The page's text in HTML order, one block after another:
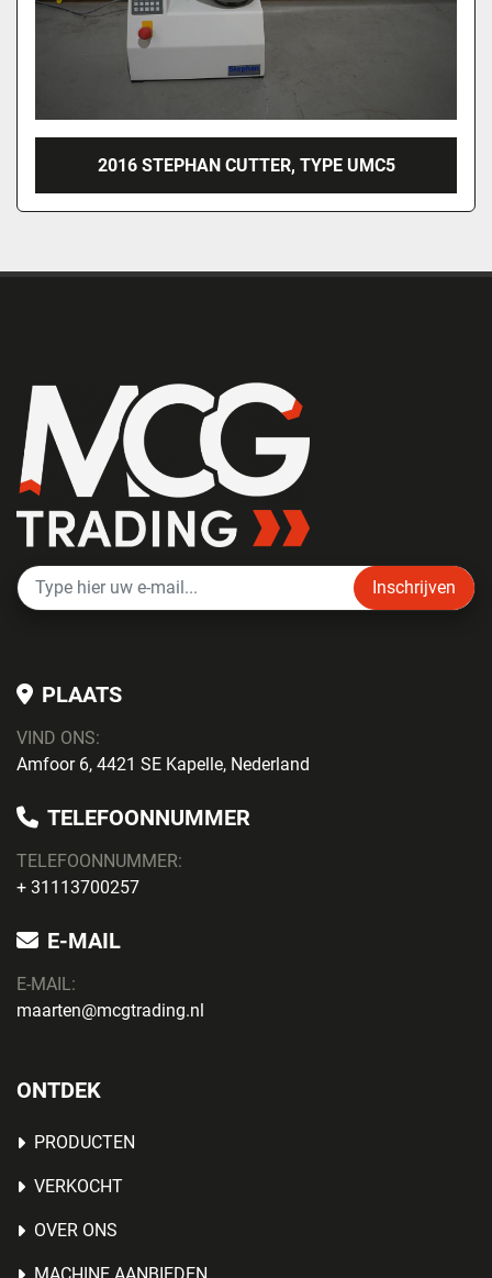
2016 STEPHAN CUTTER, TYPE UMC5
Inschrijven
PLAATS
VIND ONS:
Amfoor 6, 4421 SE Kapelle, Nederland
TELEFOONNUMMER
TELEFOONNUMMER:
+ 31113700257
E-MAIL
E-MAIL:
maarten@mcgtrading.nl
ONTDEK
PRODUCTEN
VERKOCHT
OVER ONS